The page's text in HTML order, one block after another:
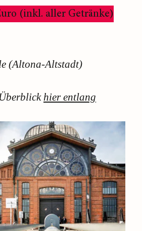
(inkl. aller Getränke)
(Altona-Altstadt)
hier entlang